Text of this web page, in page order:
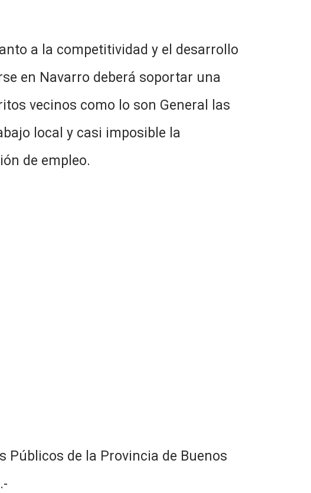
a la competitividad y el desarrollo
en Navarro deberá soportar una
vecinos como lo son General las
local y casi imposible la
de empleo.
de la Provincia de Buenos